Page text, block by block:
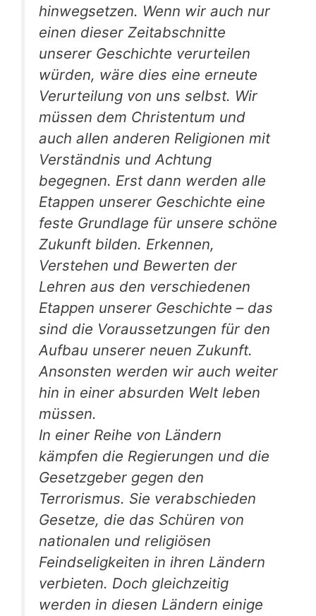
hinwegsetzen. Wenn wir auch nur
einen dieser Zeitabschnitte
unserer Geschichte verurteilen
würden, wäre dies eine erneute
Verurteilung von uns selbst. Wir
müssen dem Christentum und
auch allen anderen Religionen mit
Verständnis und Achtung
begegnen. Erst dann werden alle
Etappen unserer Geschichte eine
feste Grundlage für unsere schöne
Zukunft bilden. Erkennen,
Verstehen und Bewerten der
Lehren aus den verschiedenen
Etappen unserer Geschichte – das
sind die Voraussetzungen für den
Aufbau unserer neuen Zukunft.
Ansonsten werden wir auch weiter
hin in einer absurden Welt leben
müssen.
In einer Reihe von Ländern
kämpfen die Regierungen und die
Gesetzgeber gegen den
Terrorismus. Sie verabschieden
Gesetze, die das Schüren von
nationalen und religiösen
Feindseligkeiten in ihren Ländern
verbieten. Doch gleichzeitig
werden in diesen Ländern einige